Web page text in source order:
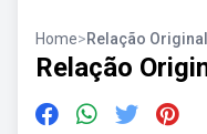
Home>Relação
Relação